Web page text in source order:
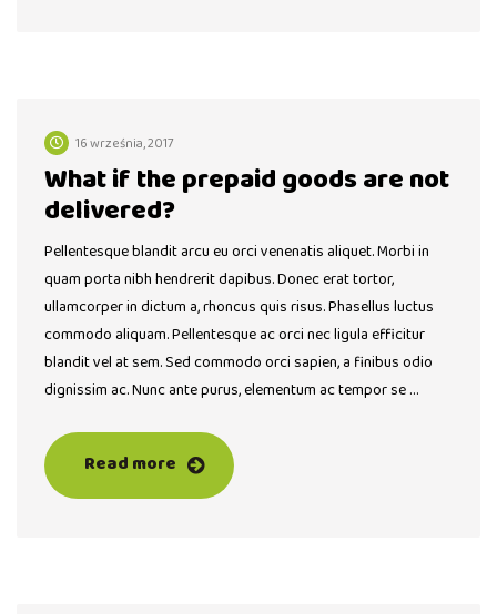
16 września, 2017
What if the prepaid goods are not
delivered?
Pellentesque blandit arcu eu orci venenatis aliquet. Morbi in
quam porta nibh hendrerit dapibus. Donec erat tortor,
ullamcorper in dictum a, rhoncus quis risus. Phasellus luctus
commodo aliquam. Pellentesque ac orci nec ligula efficitur
blandit vel at sem. Sed commodo orci sapien, a finibus odio
dignissim ac. Nunc ante purus, elementum ac tempor se …
Read more